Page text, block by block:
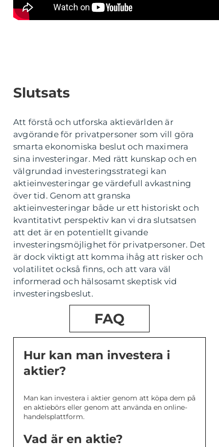
Slutsats
Att förstå och utforska aktievärlden är
avgörande för privatpersoner som vill göra
smarta ekonomiska beslut och maximera
sina investeringar. Med rätt kunskap och en
välgrundad investeringsstrategi kan
aktieinvesteringar ge värdefull avkastning
över tid. Genom att granska
aktieinvesteringar både ur ett historiskt och
kvantitativt perspektiv kan vi dra slutsatsen
att det är en potentiellt givande
investeringsmöjlighet för privatpersoner. Det
är dock viktigt att komma ihåg att risker och
volatilitet också finns, och att vara väl
informerad och hälsosamt skeptisk vid
investeringsbeslut.
FAQ
Hur kan man investera i
aktier?
Man kan investera i aktier genom att köpa dem på
en aktiebörs eller genom att använda en online-
handelsplattform.
Vad är en aktie?